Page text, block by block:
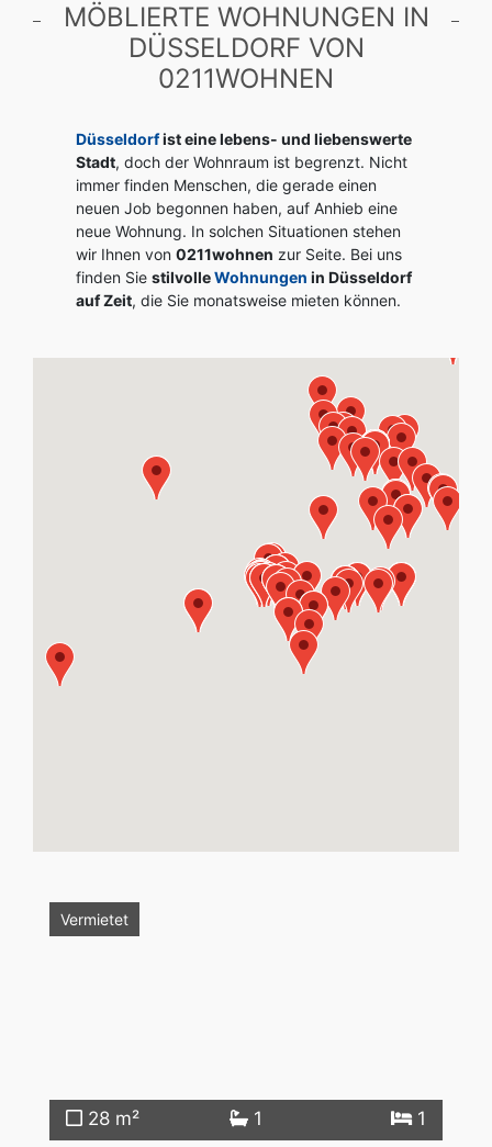
MÖBLIERTE WOHNUNGEN IN
DÜSSELDORF VON
0211WOHNEN
Düsseldorfist eine lebens- und liebenswerte
Stadt, doch der Wohnraum ist begrenzt. Nicht
immer finden Menschen, die gerade einen
neuen Job begonnen haben, auf Anhieb eine
neue Wohnung. In solchen Situationen stehen
wir Ihnen von 0211wohnen zur Seite. Bei uns
finden Sie stilvolleWohnungen in Düsseldorf
auf Zeit, die Sie monatsweise mieten können.
Vermietet
28 m² 1 1